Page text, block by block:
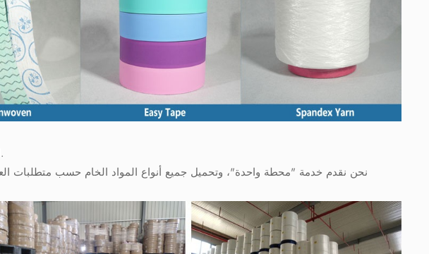
لدينا مستودع حديث بمساحة تزيد عن 10,000 متر مربع.
نحن نقدم خدمة "محطة واحدة"، وتحميل جميع أنواع المواد الخام حسب متطلبات